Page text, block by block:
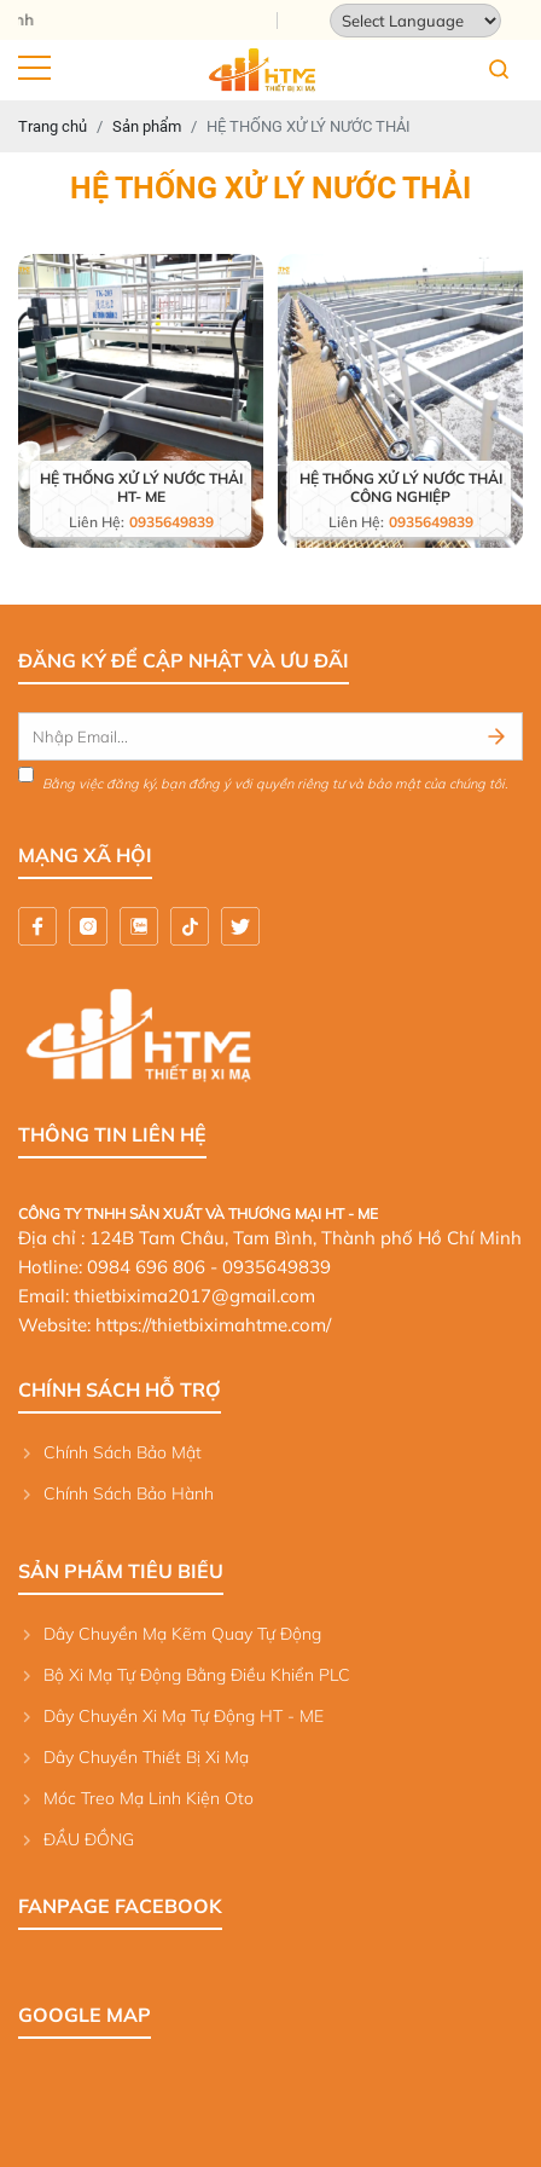
Địa chỉ: 124 Tam Châu, Tam Bình,
Trang chủ Sản phẩm HỆ THỐNG XỬ LÝ NƯỚC THẢI
HỆ THỐNG XỬ LÝ NƯỚC THẢI
HỆ THỐNG XỬ LÝ NƯỚC THẢI
HT- ME
Liên Hệ: 0935649839
HỆ THỐNG XỬ LÝ NƯỚC THẢI
CÔNG NGHIỆP
Liên Hệ: 0935649839
ĐĂNG KÝ ĐỂ CẬP NHẬT VÀ ƯU ĐÃI
Bằng việc đăng ký, bạn đồng ý với quyền riêng tư và bảo mật của chúng tôi.
MẠNG XÃ HỘI
THÔNG TIN LIÊN HỆ
CÔNG TY TNHH SẢN XUẤT VÀ THƯƠNG MẠI HT - ME
Địa chỉ : 124B Tam Châu, Tam Bình, Thành phố Hồ Chí Minh
Hotline: 0984 696 806 - 0935649839
Email: thietbixima2017@gmail.com
Website: https://thietbiximahtme.com/
CHÍNH SÁCH HỖ TRỢ
Chính Sách Bảo Mật
Chính Sách Bảo Hành
SẢN PHẨM TIÊU BIỂU
Dây Chuyền Mạ Kẽm Quay Tự Động
Bộ Xi Mạ Tự Động Bằng Điều Khiển PLC
Dây Chuyền Xi Mạ Tự Động HT - ME
Dây Chuyền Thiết Bị Xi Mạ
Móc Treo Mạ Linh Kiện Oto
ĐẦU ĐỒNG
FANPAGE FACEBOOK
GOOGLE MAP